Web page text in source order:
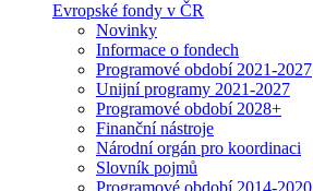
Evropské fondy v ČR
Novinky
Informace o fondech
Programové období 2021-2027
Unijní programy 2021-2027
Programové období 2028+
Finanční nástroje
Národní orgán pro koordinaci
Slovník pojmů
Programové období 2014-2020